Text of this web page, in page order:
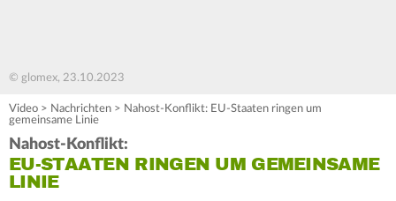
© glomex, 23.10.2023
Video > Nachrichten > Nahost-Konflikt: EU-Staaten ringen um
gemeinsame Linie
Nahost-Konflikt:
EU-STAATEN RINGEN UM GEMEINSAME
LINIE